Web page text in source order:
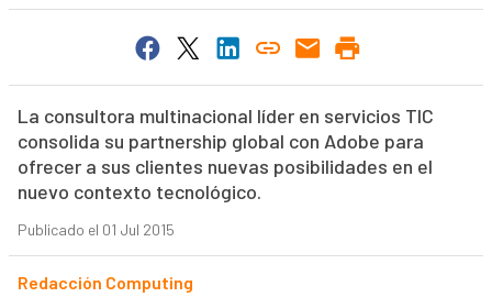
La consultora multinacional líder en servicios TIC
consolida su partnership global con Adobe para
ofrecer a sus clientes nuevas posibilidades en el
nuevo contexto tecnológico.
Publicado el 01 Jul 2015
Redacción Computing